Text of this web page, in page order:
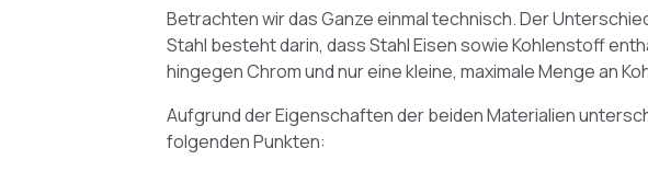
Betrachten wir das Ganze einmal technisch. Der
Stahl besteht darin, dass Stahl Eisen sowie Kohlenstoff
hingegen Chrom und nur eine kleine, maximale Menge an
Aufgrund der Eigenschaften der beiden Materialien
folgenden Punkten: